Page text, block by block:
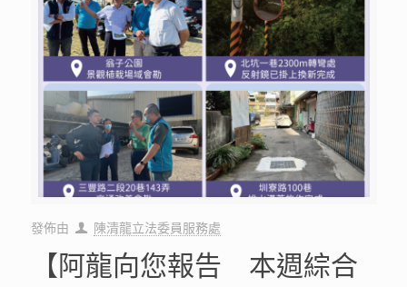
發佈由 陳清龍立法委員服務處
【阿龍向您報告 本週綜合